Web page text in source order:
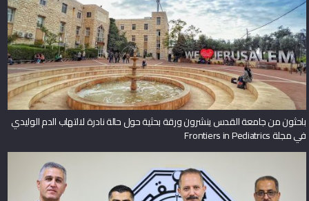
باحثون من جامعة القدس ينشرون ورقة بحثية حول حالة نادرة لالتهاب الدم الوليدي
في مجلة Frontiers in Pediatrics